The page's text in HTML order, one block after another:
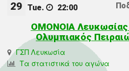
29 Tue. 22:00
ΟΜΟΝΟΙΑ Λευκωσίας
Ολυμπιακός
ΓΣΠ Λευκωσία
Τα στατιστικά του αγώνα